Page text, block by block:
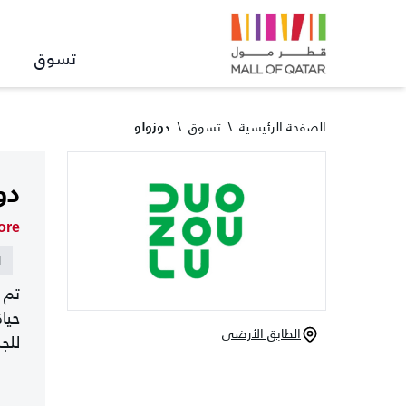
تسوق
الصفحة الرئيسية \ تسوق \ دوزولو
الطابق الأرضي
تم